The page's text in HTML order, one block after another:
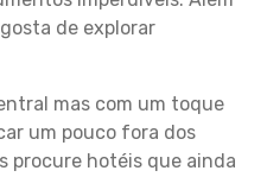
de explorar
mas com um toque
um pouco fora dos
procure hotéis que ainda